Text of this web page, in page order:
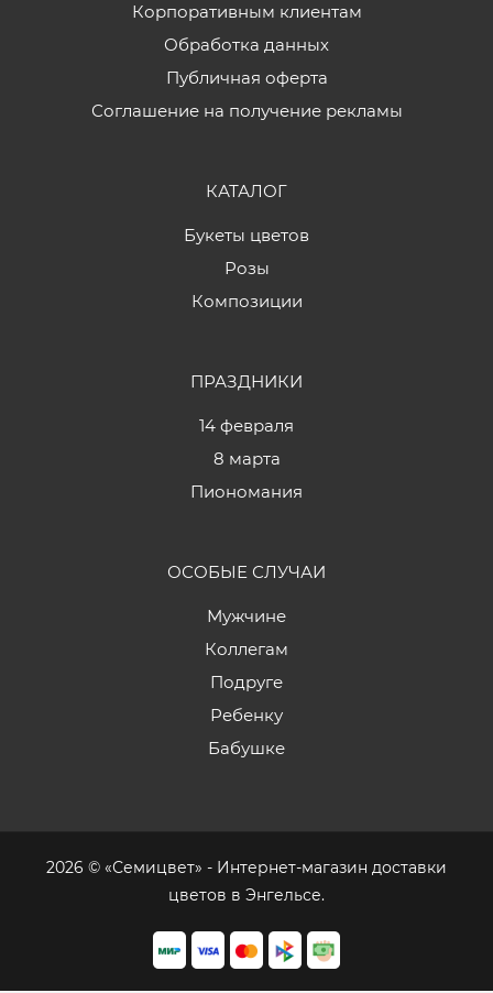
Корпоративным клиентам
Обработка данных
Публичная оферта
Соглашение на получение рекламы
КАТАЛОГ
Букеты цветов
Розы
Композиции
ПРАЗДНИКИ
14 февраля
8 марта
Пиономания
ОСОБЫЕ СЛУЧАИ
Мужчине
Коллегам
Подруге
Ребенку
Бабушке
2026 © «Семицвет» - Интернет-магазин доставки
цветов в Энгельсе.